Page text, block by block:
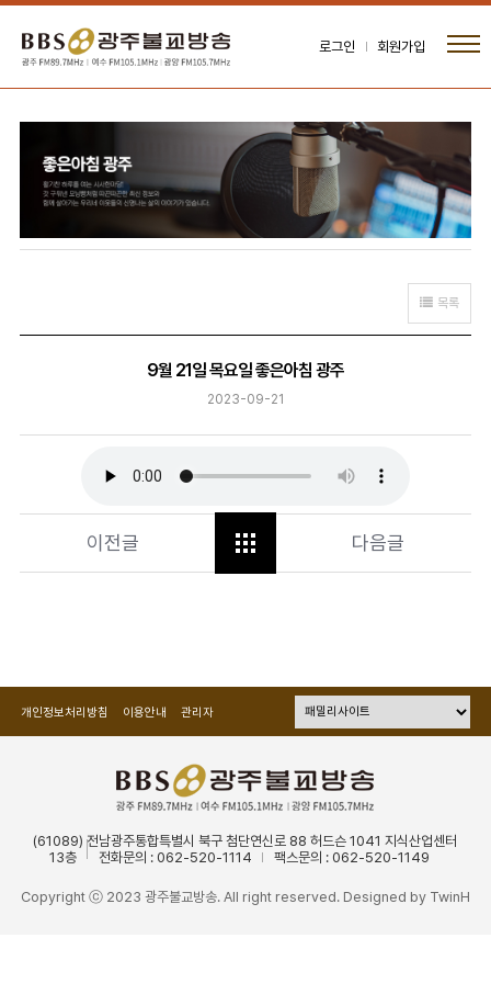
로그인 회원가입
목록
9월 21일 목요일 좋은아침 광주
2023-09-21
이전글 다음글
개인정보처리방침 이용안내 관리자
(61089) 전남광주통합특별시 북구 첨단연신로 88 허드슨 1041 지식산업센터
13층
전화문의 : 062-520-1114 팩스문의 : 062-520-1149
Copyright ⓒ 2023 광주불교방송. All right reserved. Designed by TwinH